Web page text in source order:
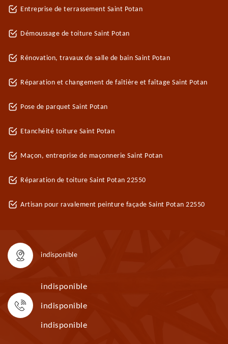
Entreprise de terrassement Saint Potan
Démoussage de toiture Saint Potan
Rénovation, travaux de salle de bain Saint Potan
Réparation et changement de faîtière et faîtage Saint Potan
Pose de parquet Saint Potan
Etanchéité toiture Saint Potan
Maçon, entreprise de maçonnerie Saint Potan
Réparation de toiture Saint Potan 22550
Artisan pour ravalement peinture façade Saint Potan 22550
indisponible
indisponible
indisponible
indisponible